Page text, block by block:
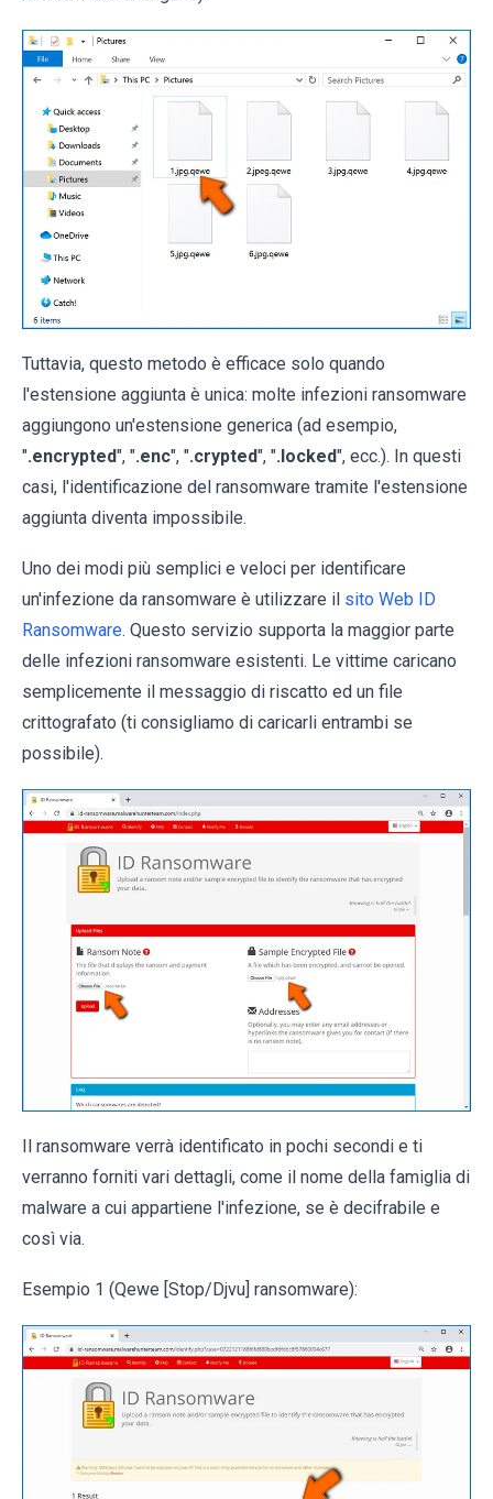
Tuttavia, questo metodo è efficace solo quando
l'estensione aggiunta è unica: molte infezioni ransomware
aggiungono un'estensione generica (ad esempio,
".encrypted", ".enc", ".crypted", ".locked", ecc.). In questi
casi, l'identificazione del ransomware tramite l'estensione
aggiunta diventa impossibile.
Uno dei modi più semplici e veloci per identificare
un'infezione da ransomware è utilizzare il sito Web ID
Ransomware. Questo servizio supporta la maggior parte
delle infezioni ransomware esistenti. Le vittime caricano
semplicemente il messaggio di riscatto ed un file
crittografato (ti consigliamo di caricarli entrambi se
possibile).
Il ransomware verrà identificato in pochi secondi e ti
verranno forniti vari dettagli, come il nome della famiglia di
malware a cui appartiene l'infezione, se è decifrabile e
così via.
Esempio 1 (Qewe [Stop/Djvu] ransomware):